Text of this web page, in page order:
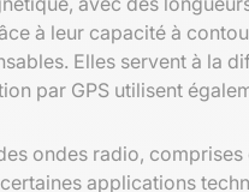
à leur capacité à
Elles servent à la
par GPS utilisent
ondes radio,
applications